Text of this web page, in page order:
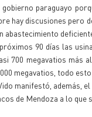
paraguayo
hay discusiones pero
abastecimiento
90 días las
700 megavatios más
megavatios, todo
manifestó, además,
de Mendoza a lo que